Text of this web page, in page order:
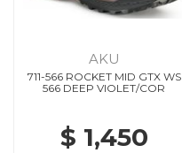
AKU
711-566 ROCKET MID GTX WS
566 DEEP VIOLET/COR
$ 1,450